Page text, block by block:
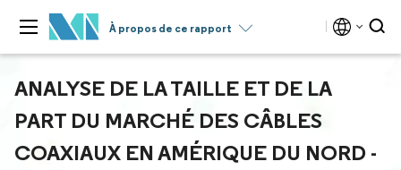
À propos de ce rapport
ANALYSE DE LA TAILLE ET DE LA
PART DU MARCHÉ DES CÂBLES
COAXIAUX EN AMÉRIQUE DU NORD -